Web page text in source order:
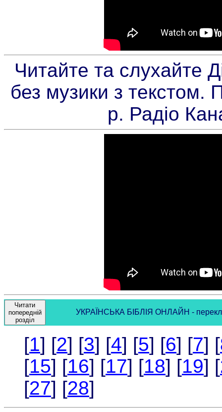
Читайте та слухайте
без музики з текстом.
р. Радіо
Читати
попередній
розділ
УКРАЇНСЬКА БІБЛІЯ ОНЛАЙН -
[1] [2] [3] [4] [5] [6] [7] [
[15] [16] [17] [18] [19] [
[27] [28]